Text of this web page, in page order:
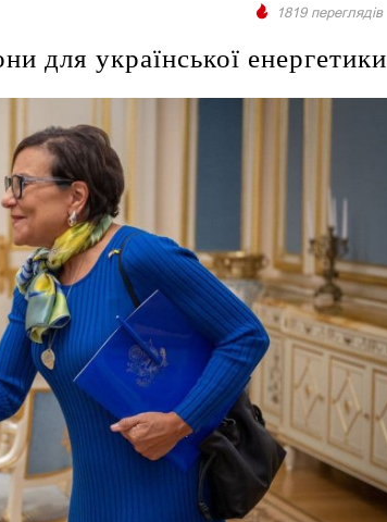
1819 переглядів
для української енергетики